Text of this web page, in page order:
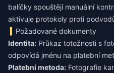
balíčky spouštějí manuální
aktivuje protokoly proti
Požadované dokumenty
Identita: Průkaz totožnosti s
odpovídá jménu na platební
Platební metoda: Fotografie